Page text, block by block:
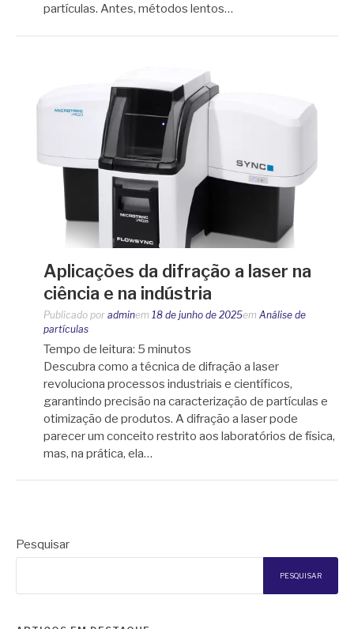
partículas. Antes, métodos lentos…
Aplicações da difração a laser na
ciência e na indústria
Publicado por adminem 18 de junho de 2025em Análise de
partículas
Tempo de leitura: 5 minutos
Descubra como a técnica de difração a laser
revoluciona processos industriais e científicos,
garantindo precisão na caracterização de partículas e
otimização de produtos. A difração a laser pode
parecer um conceito restrito aos laboratórios de física,
mas, na prática, ela…
Pesquisar
PESQUISAR